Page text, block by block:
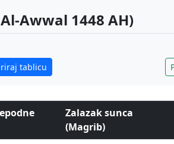
Awwal 1448 AH)
tablicu
Zalazak sunca
(Magrib)